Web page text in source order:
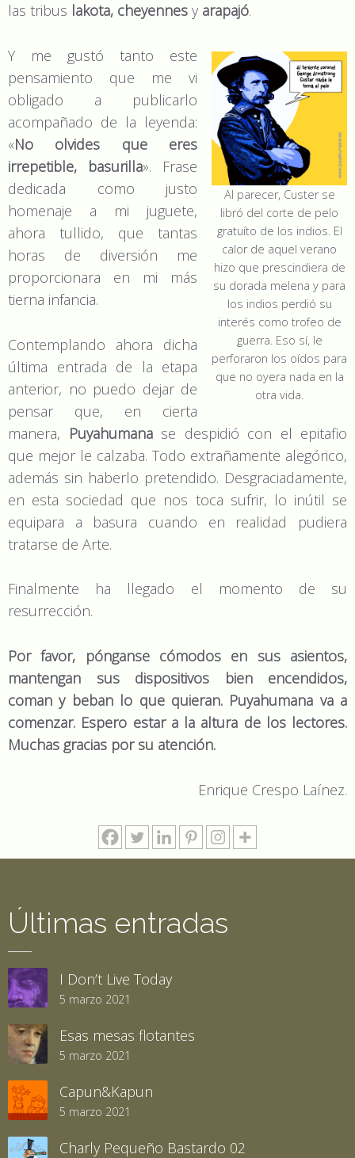
las tribus lakota, cheyennes y arapajó.
Al parecer, Custer se
libró del corte de pelo
gratuíto de los indios. El
calor de aquel verano
hizo que prescindiera de
su dorada melena y para
los indios perdió su
interés como trofeo de
guerra. Eso sí, le
perforaron los oídos para
que no oyera nada en la
otra vida.
Y me gustó tanto este
pensamiento que me vi
obligado a publicarlo
acompañado de la leyenda:
«No olvides que eres
irrepetible, basurilla». Frase
dedicada como justo
homenaje a mi juguete,
ahora tullido, que tantas
horas de diversión me
proporcionara en mi más
tierna infancia.
Contemplando ahora dicha
última entrada de la etapa
anterior, no puedo dejar de
pensar que, en cierta
manera, Puyahumanase despidió con el epitafio
que mejor le calzaba. Todo extrañamente alegórico,
además sin haberlo pretendido. Desgraciadamente,
en esta sociedad que nos toca sufrir, lo inútil se
equipara a basura cuando en realidad pudiera
tratarse de Arte.
Finalmente ha llegado el momento de su
resurrección.
Por favor, pónganse cómodos en sus asientos,
mantengan sus dispositivos bien encendidos,
coman y beban lo que quieran. Puyahumana va a
comenzar. Espero estar a la altura de los lectores.
Muchas gracias por su atención.
Enrique Crespo Laínez.
Últimas entradas
I Don’t Live Today
5 marzo 2021
Esas mesas flotantes
5 marzo 2021
Capun&Kapun
5 marzo 2021
Charly Pequeño Bastardo 02